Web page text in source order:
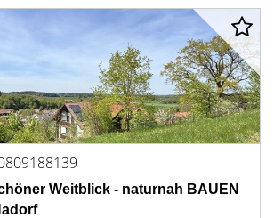
Weitblick - naturnah BAUEN